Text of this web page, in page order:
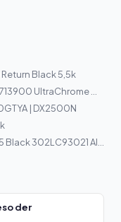
Black 5,5k
| DX2500N
der